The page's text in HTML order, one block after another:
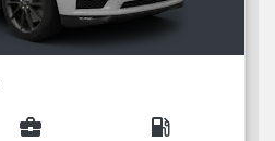
business_center local_gas_station